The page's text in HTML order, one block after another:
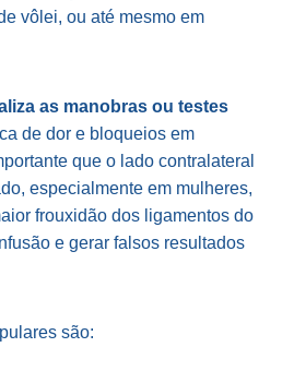
vôlei, ou até mesmo em
as manobras ou testes
de dor e bloqueios em
que o lado contralateral
especialmente em mulheres,
frouxidão dos ligamentos do
e gerar falsos resultados
são: